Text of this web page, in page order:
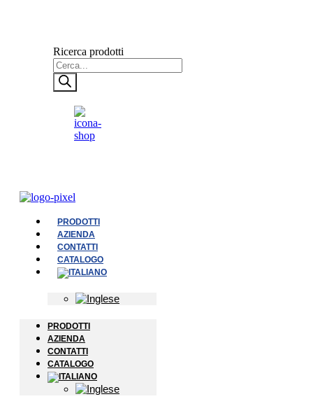
Ricerca prodotti
PRODOTTI
AZIENDA
CONTATTI
CATALOGO
PRODOTTI
AZIENDA
CONTATTI
CATALOGO